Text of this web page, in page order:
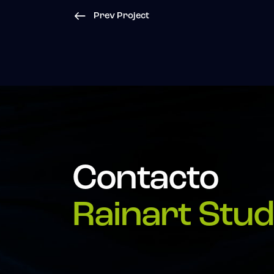
Prev Project
Contacto
Rainart